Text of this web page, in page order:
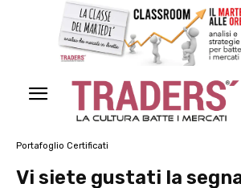
Portafoglio Certificati
Vi siete gustati la